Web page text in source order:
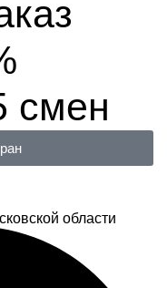
смен
области